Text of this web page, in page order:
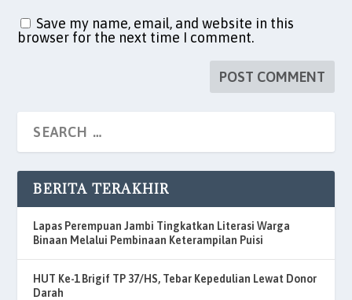
Save my name, email, and website in this
browser for the next time I comment.
BERITA TERAKHIR
Lapas Perempuan Jambi Tingkatkan Literasi Warga
Binaan Melalui Pembinaan Keterampilan Puisi
HUT Ke-1 Brigif TP 37/HS, Tebar Kepedulian Lewat Donor
Darah